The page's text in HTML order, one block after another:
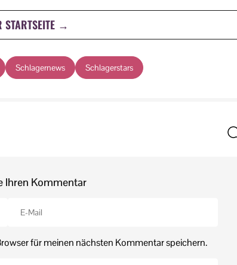
STARTSEITE →
Schlagernews Schlagerstars
Ihren Kommentar
für meinen nächsten Kommentar speichern.